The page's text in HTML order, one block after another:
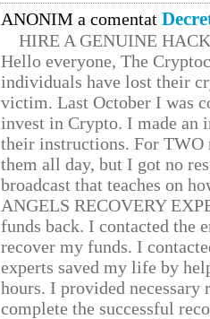
ANONIM a comentat
HIRE A GENUINE
Hello everyone, The
individuals have lost their
victim. Last October I was
invest in Crypto. I made
their instructions. For TWO
them all day, but I got no
broadcast that teaches on
ANGELS RECOVERY
funds back. I contacted the
recover my funds. I
experts saved my life by
hours. I provided
complete the successful